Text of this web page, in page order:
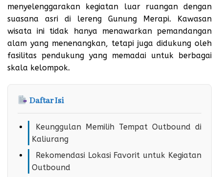
menyelenggarakan kegiatan luar ruangan dengan
suasana asri di lereng Gunung Merapi. Kawasan
wisata ini tidak hanya menawarkan pemandangan
alam yang menenangkan, tetapi juga didukung oleh
fasilitas pendukung yang memadai untuk berbagai
skala kelompok.
Daftar Isi
Keunggulan Memilih Tempat Outbound di
Kaliurang
Rekomendasi Lokasi Favorit untuk Kegiatan
Outbound